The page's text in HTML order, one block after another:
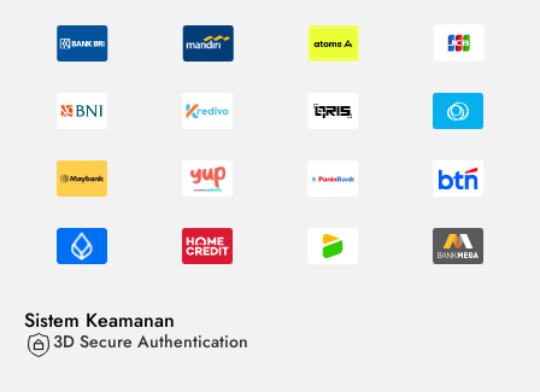
Sistem Keamanan
3D Secure Authentication